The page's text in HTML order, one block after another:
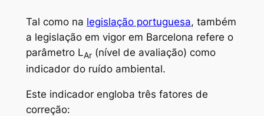
Tal como na legislação portuguesa, também
a legislação em vigor em Barcelona refere o
parâmetro LAr(nível de avaliação) como
indicador do ruído ambiental.
Este indicador engloba três fatores de
correção: